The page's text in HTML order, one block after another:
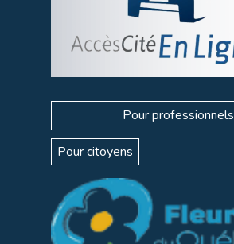
Pour professionnels
Pour citoyens